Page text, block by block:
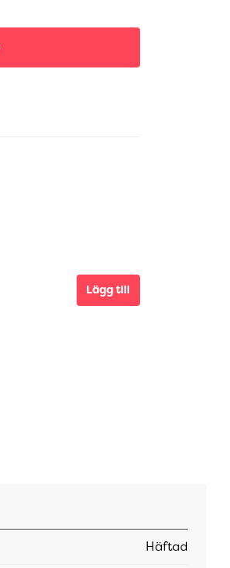
Lägg till
Häftad